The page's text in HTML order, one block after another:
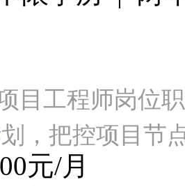
目工程师岗位
，把控项目
元/月